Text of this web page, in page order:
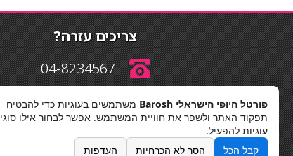
צריכים עזרה?
04-8234567
info@barosh.co.il פורטל היופי הישראלי Barosh
משתמשים בעוגיות כדי להבטיח
תפקוד האתר ולשפר את חוויית המשתמש. אפשר לבחור אילו סוגי
עוגיות להפעיל.
קבל הכל
הסר לא הכרחיות העדפות